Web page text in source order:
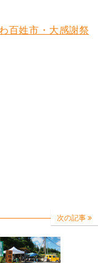
百姓市・大感謝祭
次の記事